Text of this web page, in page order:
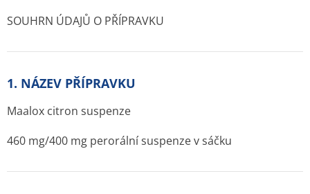
SOUHRN ÚDAJŮ O PŘÍPRAVKU
1. NÁZEV PŘÍPRAVKU
Maalox citron suspenze
460 mg/400 mg perorální suspenze v sáčku